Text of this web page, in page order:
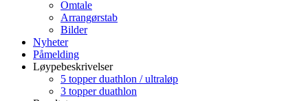
Omtale
Arrangørstab
Bilder
Nyheter
Påmelding
Løypebeskrivelser
5 topper duathlon / ultraløp
3 topper duathlon